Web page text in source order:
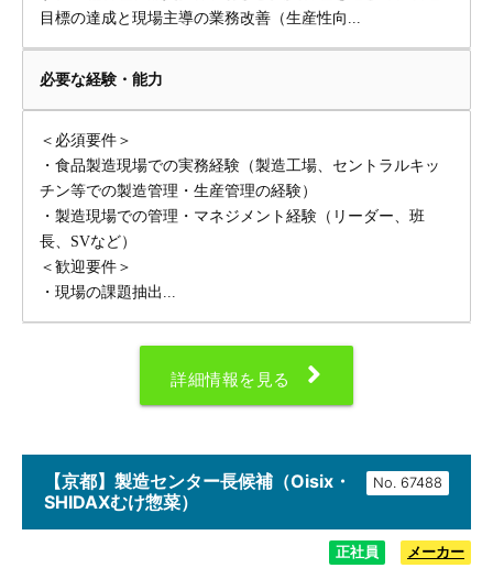
目標の達成と現場主導の業務改善（生産性向...
必要な経験・能力
＜必須要件＞
・食品製造現場での実務経験（製造工場、セントラルキッ
チン等での製造管理・生産管理の経験）
・製造現場での管理・マネジメント経験（リーダー、班
長、SVなど）
＜歓迎要件＞
・現場の課題抽出...
詳細情報を見る
No.
【京都】製造センター長候補（Oisix・
SHIDAXむけ惣菜）
正社員 メーカー